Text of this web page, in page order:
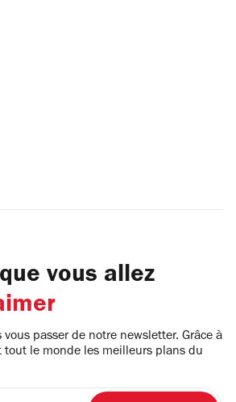
vous allez
passer de notre newsletter. Grâce à
tout le monde les meilleurs plans du